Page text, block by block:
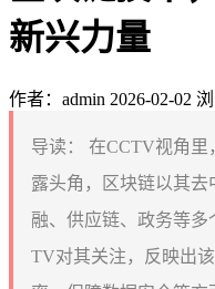
新兴力量
作者：admin 2026-02-02
导读：
在CCTV视角里
露头角，区块链以其
融、供应链、政务等
TV对其关注，反映出